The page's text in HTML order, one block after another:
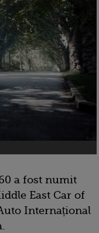
a fost numit
East Car of
Internațional